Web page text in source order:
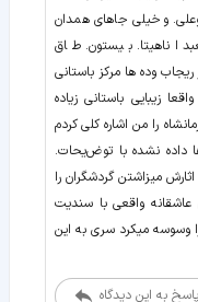
وخیلی جاهای همدان
اناهیتا. بیستون. طاق
ریجاب وده ها مرکز باستانی
زیبایی باستانی زیاده
را من اشاره کلی کردم
داده نشده با توﺽیحات.
میزاشتن گردشگران را
واقعی با سندیت
وسوسه میکرد سری به این
پاسخ به این دیدگاه